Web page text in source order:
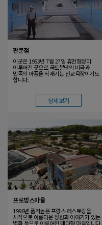
판문점
이곳은 1953년 7월 27일 휴전협정이
이루어진 곳으로 국토분단의 비극과
민족의 아픔을 되새기는 산교육장이기도
합니다.
상세보기
프로방스마을
1996년 품격높은 프랑스 레스토랑을
시작으로 아름다운 정원과 이야기가 있는
벽화 등으로 이루어진 테마형 마을입니다.